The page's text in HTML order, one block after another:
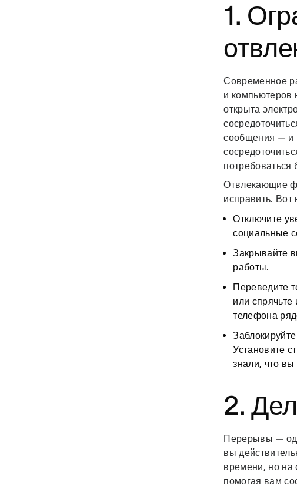
1.
Современное
и компьютеров
открыта
сообщения — и
потребоваться
Отвлекающие
исправить. Вот
Отключите
социальные
Закрывайте
работы.
Переведите
или спрячьте
телефона
Установите
знали, что
2.
Перерывы —
вы
времени, но на
помогая вам